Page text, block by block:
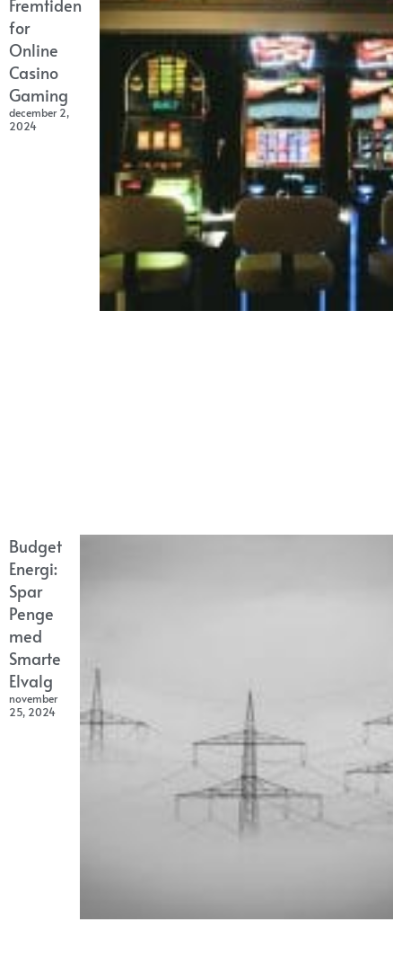
Fremtiden
for
Online
Casino
Gaming
december 2,
2024
Budget
Energi:
Spar
Penge
med
Smarte
Elvalg
november
25, 2024